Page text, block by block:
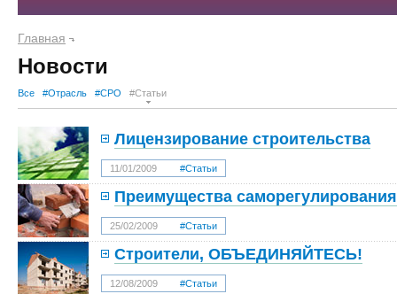
Главная
Новости
Все #Отрасль #СРО #Статьи
Лицензирование строительства
11/01/2009 #Статьи
Преимущества саморегулирования
25/02/2009 #Статьи
Строители, ОБЪЕДИНЯЙТЕСЬ!
12/08/2009 #Статьи